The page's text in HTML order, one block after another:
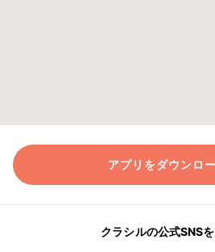
アプリをダウンロ
クラシルの公式SNS